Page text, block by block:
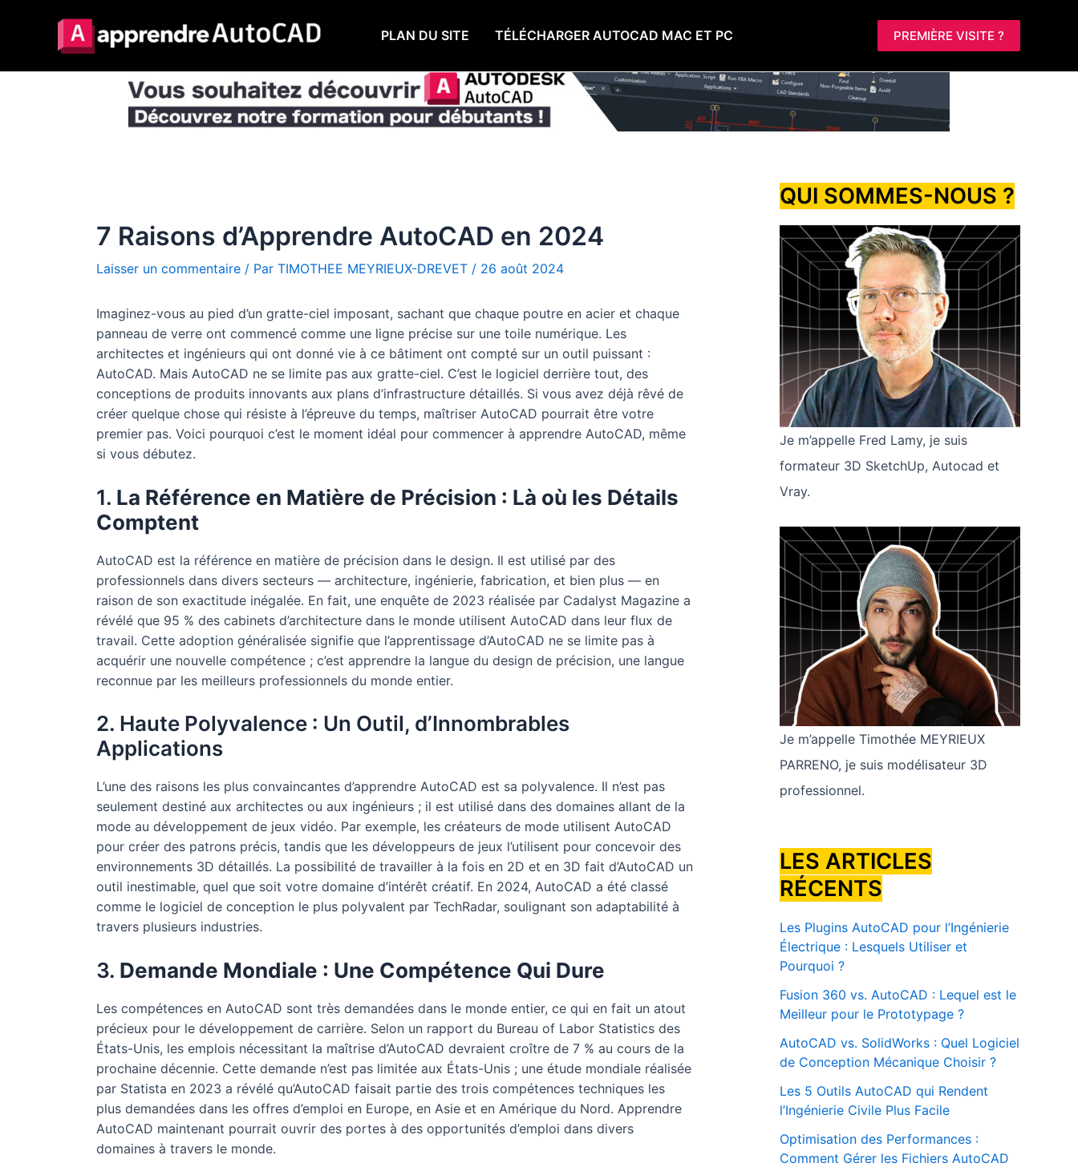
PLAN DU SITE TÉLÉCHARGER AUTOCAD MAC ET PC PREMIÈRE VISITE ?
7 Raisons d’Apprendre AutoCAD en 2024
Laisser un commentaire / Par TIMOTHEE MEYRIEUX-DREVET / 26 août 2024
Imaginez-vous au pied d’un gratte-ciel imposant, sachant que chaque poutre en acier et chaque
panneau de verre ont commencé comme une ligne précise sur une toile numérique. Les
architectes et ingénieurs qui ont donné vie à ce bâtiment ont compté sur un outil puissant :
AutoCAD. Mais AutoCAD ne se limite pas aux gratte-ciel. C’est le logiciel derrière tout, des
conceptions de produits innovants aux plans d’infrastructure détaillés. Si vous avez déjà rêvé de
créer quelque chose qui résiste à l’épreuve du temps, maîtriser AutoCAD pourrait être votre
premier pas. Voici pourquoi c’est le moment idéal pour commencer à apprendre AutoCAD, même
si vous débutez.
1. La Référence en Matière de Précision : Là où les Détails
Comptent
AutoCAD est la référence en matière de précision dans le design. Il est utilisé par des
professionnels dans divers secteurs — architecture, ingénierie, fabrication, et bien plus — en
raison de son exactitude inégalée. En fait, une enquête de 2023 réalisée par Cadalyst Magazine a
révélé que 95 % des cabinets d’architecture dans le monde utilisent AutoCAD dans leur flux de
travail. Cette adoption généralisée signifie que l’apprentissage d’AutoCAD ne se limite pas à
acquérir une nouvelle compétence ; c’est apprendre la langue du design de précision, une langue
reconnue par les meilleurs professionnels du monde entier.
2. Haute Polyvalence : Un Outil, d’Innombrables
Applications
L’une des raisons les plus convaincantes d’apprendre AutoCAD est sa polyvalence. Il n’est pas
seulement destiné aux architectes ou aux ingénieurs ; il est utilisé dans des domaines allant de la
mode au développement de jeux vidéo. Par exemple, les créateurs de mode utilisent AutoCAD
pour créer des patrons précis, tandis que les développeurs de jeux l’utilisent pour concevoir des
environnements 3D détaillés. La possibilité de travailler à la fois en 2D et en 3D fait d’AutoCAD un
outil inestimable, quel que soit votre domaine d’intérêt créatif. En 2024, AutoCAD a été classé
comme le logiciel de conception le plus polyvalent par TechRadar, soulignant son adaptabilité à
travers plusieurs industries.
3. Demande Mondiale : Une Compétence Qui Dure
Les compétences en AutoCAD sont très demandées dans le monde entier, ce qui en fait un atout
précieux pour le développement de carrière. Selon un rapport du Bureau of Labor Statistics des
États-Unis, les emplois nécessitant la maîtrise d’AutoCAD devraient croître de 7 % au cours de la
prochaine décennie. Cette demande n’est pas limitée aux États-Unis ; une étude mondiale réalisée
par Statista en 2023 a révélé qu’AutoCAD faisait partie des trois compétences techniques les
plus demandées dans les offres d’emploi en Europe, en Asie et en Amérique du Nord. Apprendre
AutoCAD maintenant pourrait ouvrir des portes à des opportunités d’emploi dans divers
domaines à travers le monde.
QUI SOMMES-NOUS ?
Je m’appelle Fred Lamy, je suis
formateur 3D SketchUp, Autocad et
Vray.
Je m’appelle Timothée MEYRIEUX
PARRENO, je suis modélisateur 3D
professionnel.
LES ARTICLES
RÉCENTS
Les Plugins AutoCAD pour l’Ingénierie
Électrique : Lesquels Utiliser et
Pourquoi ?
Fusion 360 vs. AutoCAD : Lequel est le
Meilleur pour le Prototypage ?
AutoCAD vs. SolidWorks : Quel Logiciel
de Conception Mécanique Choisir ?
Les 5 Outils AutoCAD qui Rendent
l’Ingénierie Civile Plus Facile
Optimisation des Performances :
Comment Gérer les Fichiers AutoCAD